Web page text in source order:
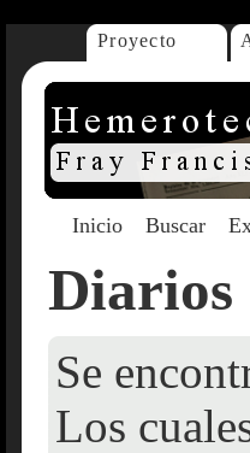
Proyecto
Inicio Buscar
Diarios
Se
Los